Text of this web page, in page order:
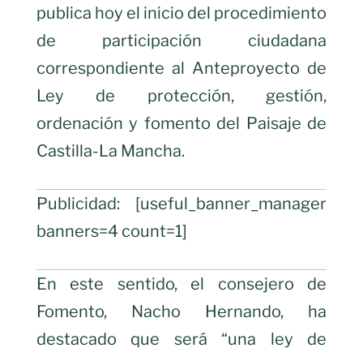
publica hoy el inicio del procedimiento
de participación ciudadana
correspondiente al Anteproyecto de
Ley de protección, gestión,
ordenación y fomento del Paisaje de
Castilla-La Mancha.
Publicidad: [useful_banner_manager
banners=4 count=1]
En este sentido, el consejero de
Fomento, Nacho Hernando, ha
destacado que será “una ley de